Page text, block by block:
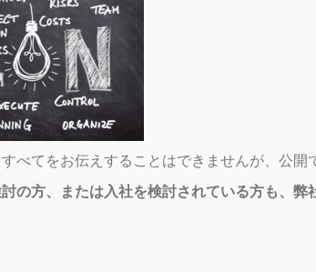
べてをお伝えすることはできませんが、公開
の方、または入社を検討されている方も、弊